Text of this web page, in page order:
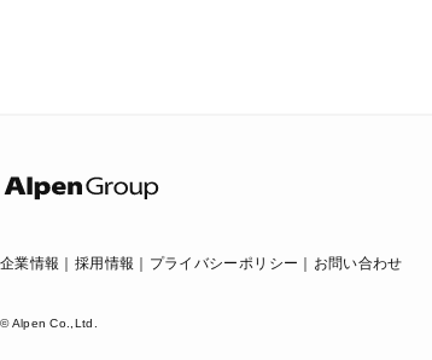
企業情報 採用情報 プライバシーポリシー お問い合わせ
© Alpen Co.,Ltd.